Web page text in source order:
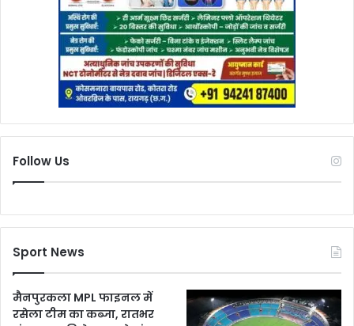
Follow Us
Sport News
मैनपुरकला MPL फाइनल में
रसेला टीम का कब्जा, रातभर